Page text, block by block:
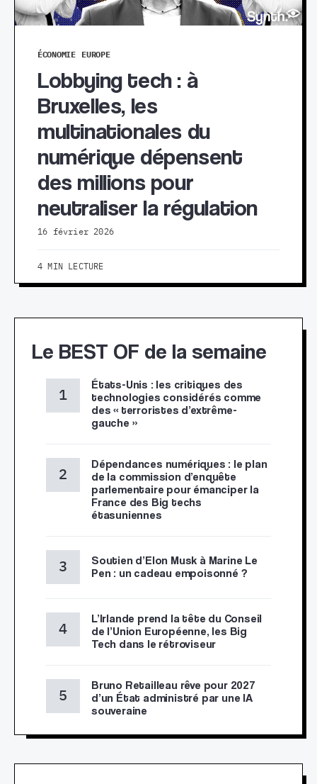
ÉCONOMIE EUROPE
Lobbying tech : à
Bruxelles, les
multinationales du
numérique dépensent
des millions pour
neutraliser la régulation
16 février 2026
4 MIN LECTURE
Le BEST OF de la semaine
États-Unis : les critiques des
technologies considérés comme
des « terroristes d’extrême-
gauche »
Dépendances numériques : le plan
de la commission d’enquête
parlementaire pour émanciper la
France des Big techs
étasuniennes
Soutien d’Elon Musk à Marine Le
Pen : un cadeau empoisonné ?
L’Irlande prend la tête du Conseil
de l’Union Européenne, les Big
Tech dans le rétroviseur
Bruno Retailleau rêve pour 2027
d’un État administré par une IA
souveraine